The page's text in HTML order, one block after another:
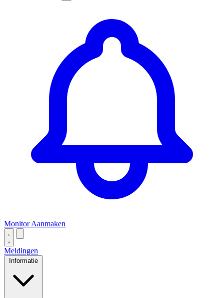
Monitor Aanmaken
Meldingen
Informatie